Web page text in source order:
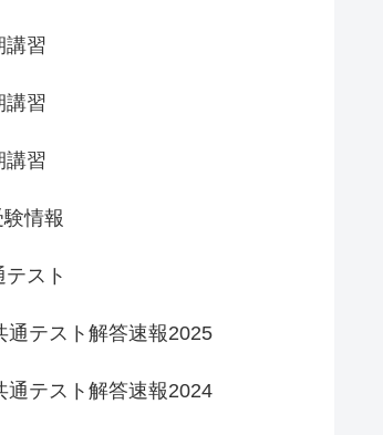
講習
講習
講習
情報
テスト
通テスト解答速報2025
通テスト解答速報2024